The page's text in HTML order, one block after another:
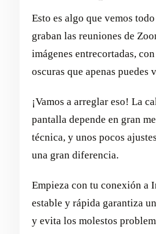
Esto es algo que vemos
graban las reuniones de
imágenes entrecortadas,
oscuras que apenas puedes
¡Vamos a arreglar eso! La
pantalla depende en gran
técnica, y unos pocos
una gran diferencia.
Empieza con tu conexión a
estable y rápida garantiza
y evita los molestos